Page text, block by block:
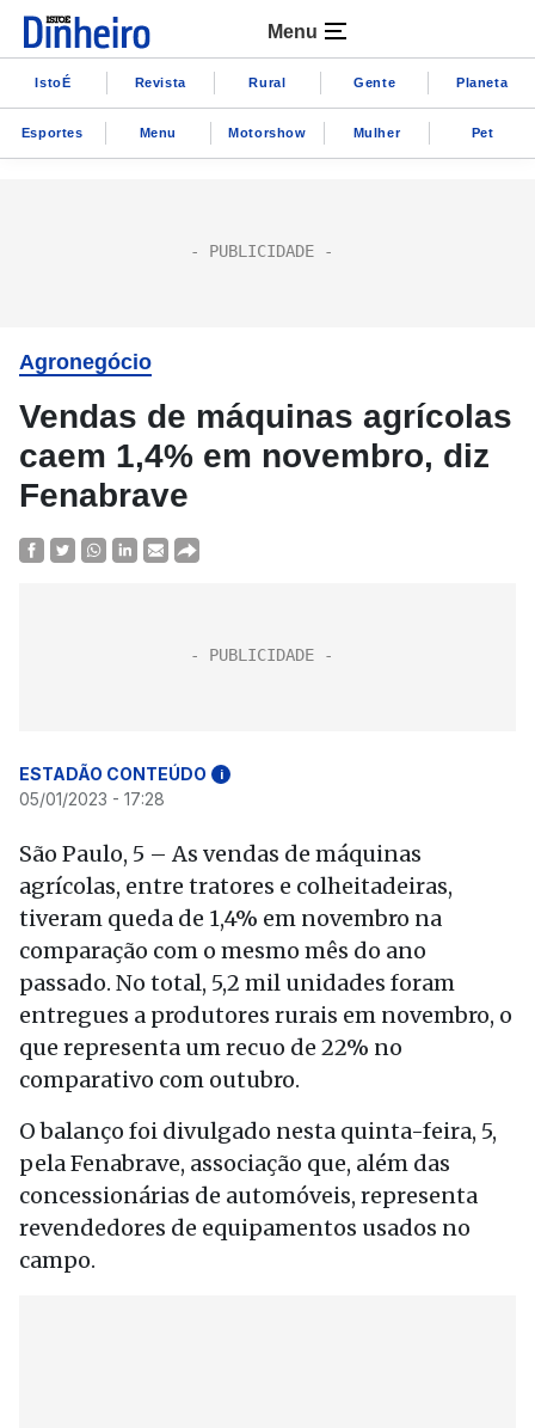
Menu
IstoÉ Revista Rural Gente Planeta
Esportes Menu Motorshow Mulher Pet
Agronegócio
Vendas de máquinas agrícolas
caem 1,4% em novembro, diz
Fenabrave
ESTADÃO CONTEÚDO i
05/01/2023 - 17:28
São Paulo, 5 – As vendas de máquinas
agrícolas, entre tratores e colheitadeiras,
tiveram queda de 1,4% em novembro na
comparação com o mesmo mês do ano
passado. No total, 5,2 mil unidades foram
entregues a produtores rurais em novembro, o
que representa um recuo de 22% no
comparativo com outubro.
O balanço foi divulgado nesta quinta-feira, 5,
pela Fenabrave, associação que, além das
concessionárias de automóveis, representa
revendedores de equipamentos usados no
campo.